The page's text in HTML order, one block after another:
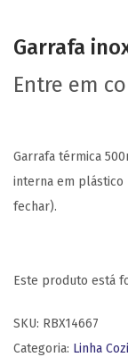
Garrafa
Entre em
Garrafa térmica
interna em
fechar).
Este produto está
SKU: RBX14667
Categoria: Linha